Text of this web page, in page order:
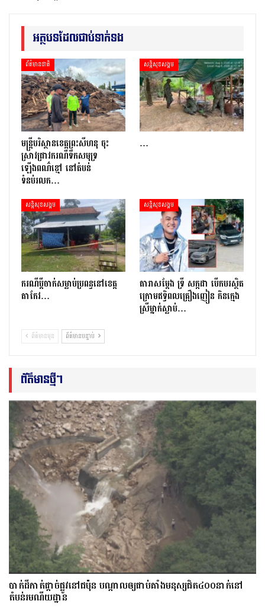
អត្ថបទដែលជាប់ទាក់ទង
ព័ត៌មានជាតិ
មន្រ្តីបរិស្ថានខេត្តព្រះសីហនុ ចុះ
ស្រាវជ្រាវករណីទឹកសមុទ្រ
ឡើងពណ៌ខ្មៅ នៅតំបន់
ទំនប់រលក…
សន្តិសុខសង្គម
…
សន្តិសុខសង្គម
ករណីប្ដីចាក់សម្លាប់ប្រពន្ធនៅខេត្ត
តាកែវ…
សន្តិសុខសង្គម
តារាសម្ដែង ទ្រី សក្កដា បើកបរស្ថិត
ក្រោមឥទ្ធិពលគ្រឿងញៀន កិនក្មេង
ស្រីម្នាក់ស្លាប់…
ព័ត៌មានមុន ព័ត៌មានបន្ទាប់
ព័ត៌មានថ្មីៗ
​បាក់​ដី​កាត់ផ្តាច់ផ្លូវ​​នៅជប៉ុន បណ្តាល​ឲ្យ​ជាប់​គាំង​​​មនុស្ស​ជិត​៤០០នាក់​នៅ
តំបន់រមណីយដ្ឋាន​